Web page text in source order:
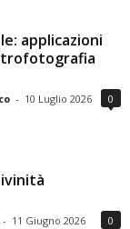
applicazioni
- 10 Luglio 2026 0
- 11 Giugno 2026 0